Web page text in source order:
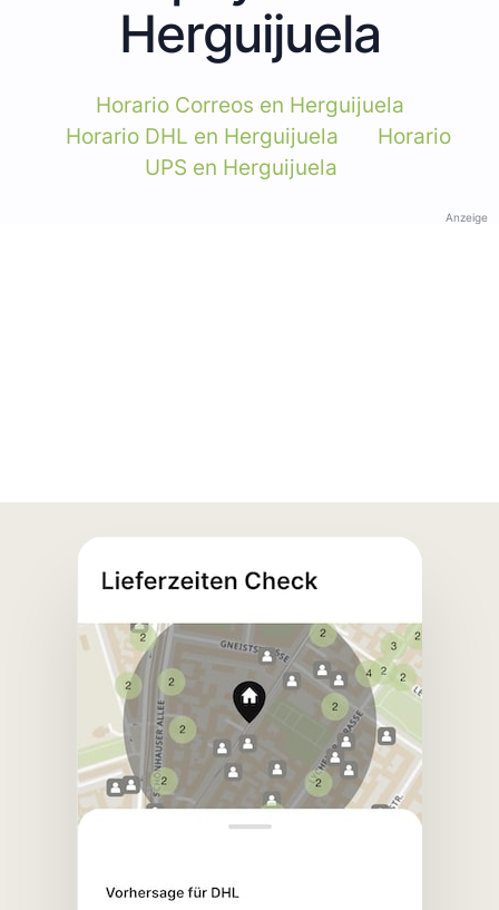
Herguijuela
Horario Correos en Herguijuela
Horario DHL en Herguijuela
Horario
UPS en Herguijuela
Anzeige